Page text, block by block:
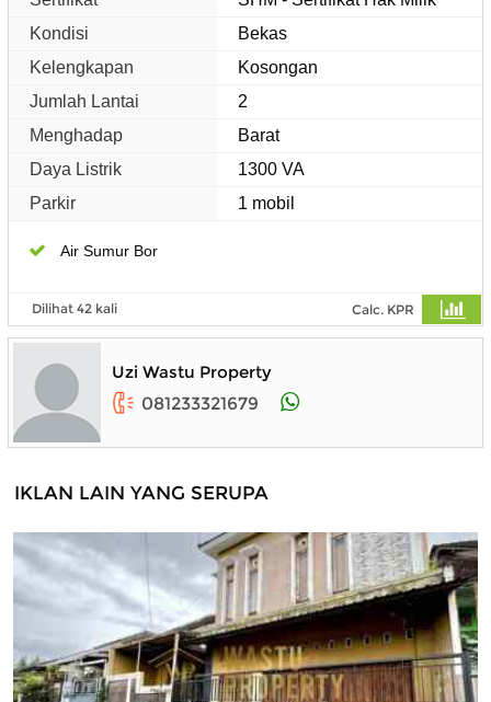
Kondisi
Bekas
Kelengkapan
Kosongan
Jumlah Lantai
2
Menghadap
Barat
Daya Listrik
1300 VA
Parkir
1 mobil
Air Sumur Bor
Dilihat 42 kali Calc. KPR
Uzi Wastu Property
081233321679
IKLAN LAIN YANG SERUPA